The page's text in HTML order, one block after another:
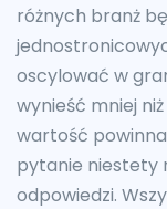
różnych branż
oscylować w
wynieść mniej
wartość
pytanie niestety
odpowiedzi.